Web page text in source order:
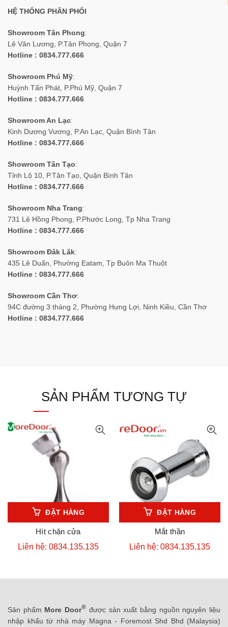
HỆ THỐNG PHÂN PHỐI
Showroom Tân Phong:
Lê Văn Lương, P.Tân Phong, Quận 7
Hotline : 0834.777.666
Showroom Phú Mỹ:
Huỳnh Tấn Phát, P.Phú Mỹ, Quận 7
Hotline : 0834.777.666
Showroom An Lạc:
Kinh Dương Vương, P.An Lạc, Quận Bình Tân
Hotline : 0834.777.666
Showroom Tân Tạo:
Tỉnh Lộ 10, P.Tân Tạo, Quận Bình Tân
Hotline : 0834.777.666
Showroom Nha Trang:
731 Lê Hồng Phong, P.Phước Long, Tp Nha Trang
Hotline : 0834.777.666
Showroom Đăk Lăk:
435 Lê Duẩn, Phường Eatam, Tp Buôn Ma Thuột
Hotline : 0834.777.666
Showroom Cần Thơ:
94C đường 3 tháng 2, Phường Hưng Lợi, Ninh Kiều, Cần Thơ
Hotline : 0834.777.666
SẢN PHẨM TƯƠNG TỰ
ĐẶT HÀNG
Hít chặn cửa
Liên hệ: 0834.135.135
ĐẶT HÀNG
Mắt thần
Liên hệ: 0834.135.135
Sản phẩm More Door® được sản xuất bằng nguồn nguyên liệu
nhập khẩu từ nhà máy Magna - Foremost Shd Bhd (Malaysia)